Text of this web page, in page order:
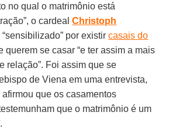
no qual o matrimônio está
o cardealChristoph
“sensibilizado” por existircasais do
querem se casar “e ter assim a mais
relação”. Foi assim que se
de Viena em uma entrevista,
que os casamentos
que o matrimônio é um